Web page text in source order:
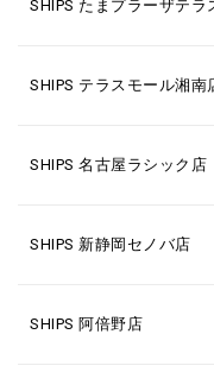
SHIPS たまプラーザテラ
SHIPS テラスモール湘南
SHIPS 名古屋ラシック店
SHIPS 新静岡セノバ店
SHIPS 阿倍野店